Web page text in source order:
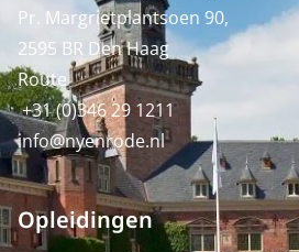
Pr. Margrietplantsoen 90,
2595 BR Den Haag
Route
+31 (0)346 29 1211
info@nyenrode.nl
Opleidingen